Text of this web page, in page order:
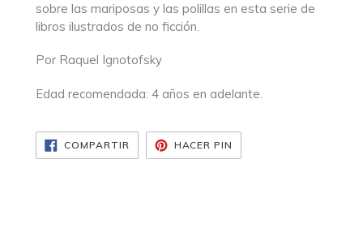
sobre las mariposas y las polillas en esta serie de
libros ilustrados de no ficción.
Por Raquel Ignotofsky
Edad recomendada: 4 años en adelante.
COMPARTIR COMPARTIR
EN
FACEBOOK
HACER PIN
PINTEREST